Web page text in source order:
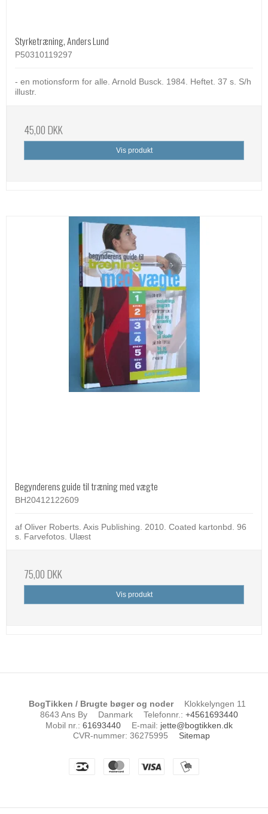
Styrketræning, Anders Lund
P50310119297
- en motionsform for alle. Arnold Busck. 1984. Heftet. 37 s. S/h
illustr.
45,00 DKK
Vis produkt
Begynderens guide til træning med vægte
BH20412122609
af Oliver Roberts. Axis Publishing. 2010. Coated kartonbd. 96
s. Farvefotos. Ulæst
75,00 DKK
Vis produkt
BogTikken / Brugte bøger og noder
Klokkelyngen 11
8643 Ans By
Danmark Telefonnr. : +4561693440
Mobil nr. : 61693440 E-mail: jette@bogtikken.dk
CVR-nummer: 36275995 Sitemap